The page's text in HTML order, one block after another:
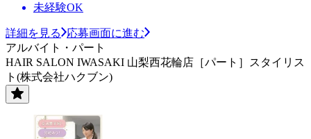
未経験OK
詳細を見る
応募画面に進む
アルバイト・パート
HAIR SALON IWASAKI 山梨西花輪店［パート］スタイリス
ト(株式会社ハクブン)